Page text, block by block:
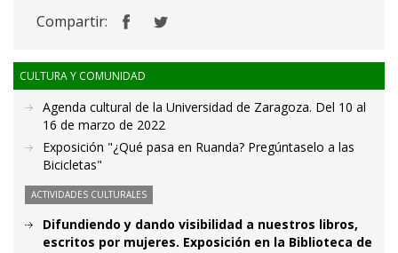
Compartir:
CULTURA Y COMUNIDAD
Agenda cultural de la Universidad de Zaragoza. Del 10 al
16 de marzo de 2022
Exposición "¿Qué pasa en Ruanda? Pregúntaselo a las
Bicicletas"
ACTIVIDADES CULTURALES
Difundiendo y dando visibilidad a nuestros libros,
escritos por mujeres. Exposición en la Biblioteca de